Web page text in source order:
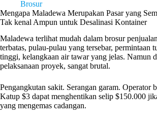
Brosur
Mengapa Maladewa Merupakan Pasar yang
Tak kenal Ampun untuk Desalinasi Kontainer
Maladewa terlihat mudah dalam brosur
terbatas, pulau-pulau yang tersebar, permintaan
tinggi, kelangkaan air tawar yang jelas. Namun
pelaksanaan proyek, sangat brutal.
Pengangkutan sakit. Serangan garam. Operator
Katup $3 dapat menghentikan selip $150.000
yang mengemas cadangan.